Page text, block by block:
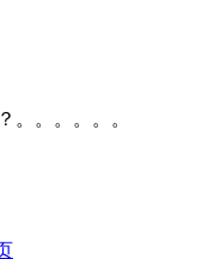
。。。。。。